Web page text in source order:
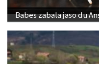
Babes zabala jaso du